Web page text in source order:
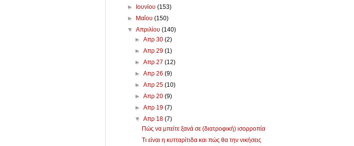
►
Ιουνίου(153)
►
Μαΐου(150)
▼Απριλίου(140)
► Απρ 30 (2)
► Απρ 29 (1)
► Απρ 27 (12)
► Απρ 26 (9)
► Απρ 25 (10)
► Απρ 20 (9)
► Απρ 19 (7)
▼ Απρ 18 (7)
Πώς να μπείτε ξανά σε (διατροφική) ισορροπία
Τι είναι η κυτταρίτιδα και πώς θα την νικήσεις